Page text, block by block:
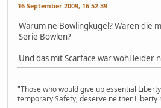
16 September 2009, 16:52:39
Warum ne Bowlingkugel? Waren die
Serie Bowlen?
Und das mit Scarface war wohl leider
"Those who would give up essential
temporary Safety, deserve neither Liberty